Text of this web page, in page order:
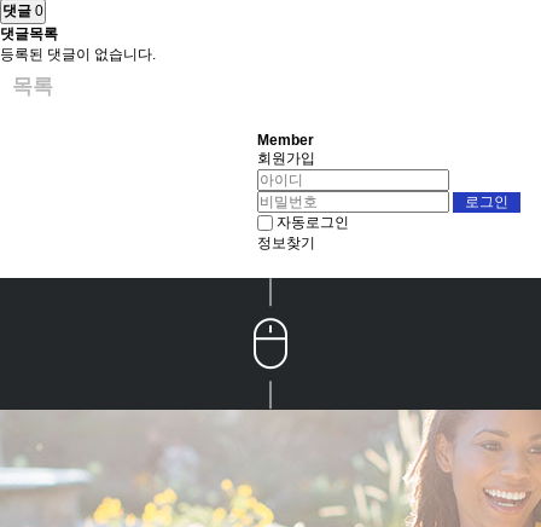
댓글 0
댓글목록
등록된 댓글이 없습니다.
목록
Member
회원가입
자동로그인
정보찾기